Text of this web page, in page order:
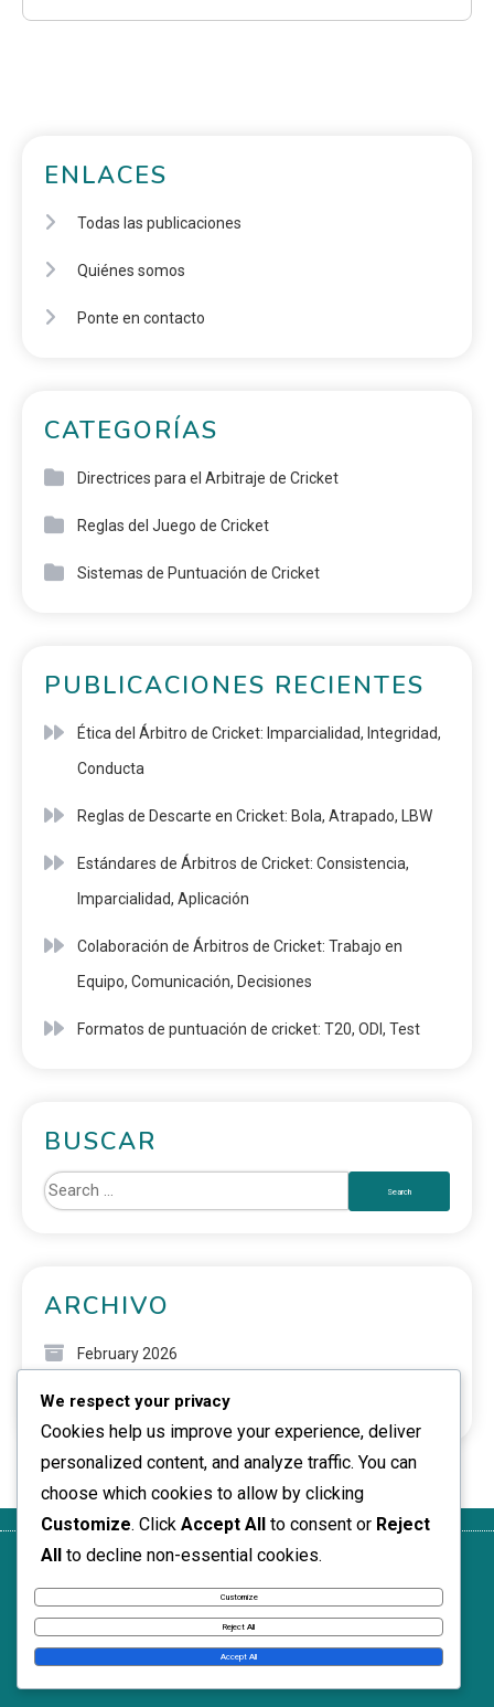
ENLACES
Todas las publicaciones
Quiénes somos
Ponte en contacto
CATEGORÍAS
Directrices para el Arbitraje de Cricket
Reglas del Juego de Cricket
Sistemas de Puntuación de Cricket
PUBLICACIONES RECIENTES
Ética del Árbitro de Cricket: Imparcialidad, Integridad,
Conducta
Reglas de Descarte en Cricket: Bola, Atrapado, LBW
Estándares de Árbitros de Cricket: Consistencia,
Imparcialidad, Aplicación
Colaboración de Árbitros de Cricket: Trabajo en
Equipo, Comunicación, Decisiones
Formatos de puntuación de cricket: T20, ODI, Test
BUSCAR
ARCHIVO
February 2026
January 2026
Ponte en
contacto
Tu
privacidad
Términos de
servicio
Quiénes
somos
seguimiento
News Express © 2026. All Rights Reserved.
We respect your privacy
Cookies help us improve your experience, deliver
personalized content, and analyze traffic. You can
choose which cookies to allow by clicking
Customize. Click Accept All to consent or Reject
All to decline non-essential cookies.
Customize
Reject All
Accept All